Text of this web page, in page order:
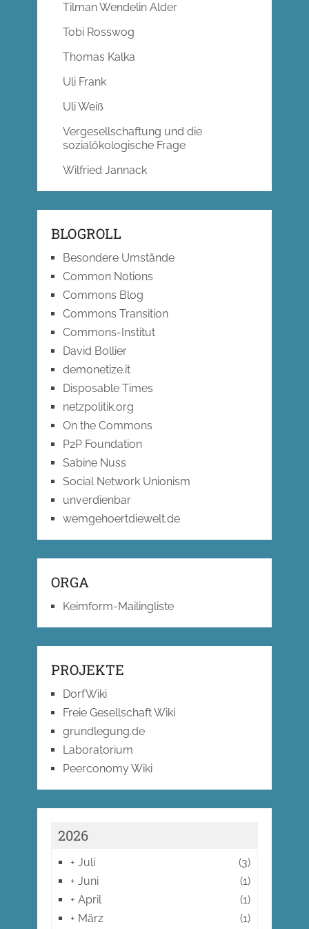
Tilman Wendelin Alder
Tobi Rosswog
Thomas Kalka
Uli Frank
Uli Weiß
Vergesellschaftung und die
sozialökologische Frage
Wilfried Jannack
BLOGROLL
Besondere Umstände
Common Notions
Commons Blog
Commons Transition
Commons-Institut
David Bollier
demonetize.it
Disposable Times
netzpolitik.org
On the Commons
P2P Foundation
Sabine Nuss
Social Network Unionism
unverdienbar
wemgehoertdiewelt.de
ORGA
Keimform-Mailingliste
PROJEKTE
DorfWiki
Freie Gesellschaft Wiki
grundlegung.de
Laboratorium
Peerconomy Wiki
2026
+ Juli
(3)
+ Juni
(1)
+ April
(1)
+ März
(1)